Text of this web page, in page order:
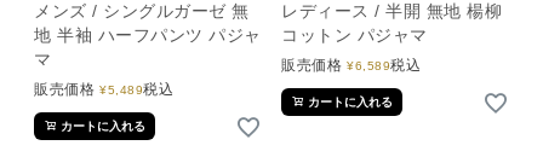
メンズ / シングルガーゼ 無
地 半袖 ハーフパンツ パジャ
マ
販売価格 ¥5,489税込
カートに入れる
レディース / 半開 無地 楊柳
コットン パジャマ
販売価格 ¥6,589税込
カートに入れる